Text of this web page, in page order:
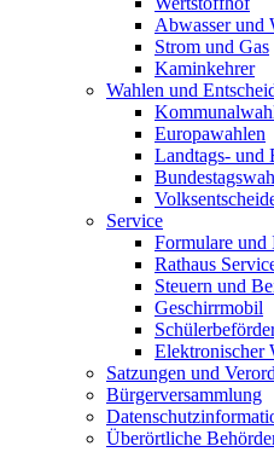
Abwasser und
Strom und Gas
Kaminkehrer
Wahlen und
Europawahlen
Landtags- und
Service
Formulare und
Rathaus
Steuern und
Geschirrmobil
Elektronischer
Satzungen und
Bürgerversammlung
Überörtliche